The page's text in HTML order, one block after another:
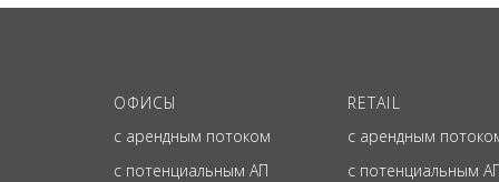
ОФИСЫ
с арендным потоком
с потенциальным АП
RETAIL
с арендным
с потенциальным